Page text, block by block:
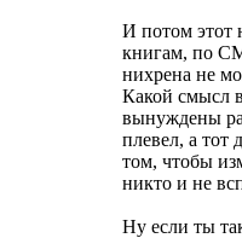
И потом этот
книгам, по
нихрена не
Какой смысл
вынуждены
плевел, а тот
том, чтобы
никто и не
Ну если ты